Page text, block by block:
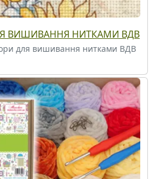
ВИШИВАННЯ НИТКАМИ ВДВ
для вишивання нитками ВДВ